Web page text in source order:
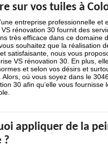
sur vos tuiles à
entreprise professionnelle et
rénovation 30 fournit des
très efficace dans ce domaine
souhaitez que la réalisation
satisfaisante, nous vous
VS rénovation 30. En plus,
et selon vos désirs et
Alors, où vous soyez dans le
30 afin qu’elle vous
appliquer de la
?